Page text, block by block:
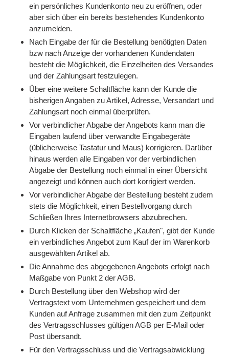
ein persönliches Kundenkonto neu zu eröffnen, oder
aber sich über ein bereits bestehendes Kundenkonto
anzumelden.
Nach Eingabe der für die Bestellung benötigten Daten
bzw nach Anzeige der vorhandenen Kundendaten
besteht die Möglichkeit, die Einzelheiten des Versandes
und der Zahlungsart festzulegen.
Über eine weitere Schaltfläche kann der Kunde die
bisherigen Angaben zu Artikel, Adresse, Versandart und
Zahlungsart noch einmal überprüfen.
Vor verbindlicher Abgabe der Angebots kann man die
Eingaben laufend über verwandte Eingabegeräte
(üblicherweise Tastatur und Maus) korrigieren. Darüber
hinaus werden alle Eingaben vor der verbindlichen
Abgabe der Bestellung noch einmal in einer Übersicht
angezeigt und können auch dort korrigiert werden.
Vor verbindlicher Abgabe der Bestellung besteht zudem
stets die Möglichkeit, einen Bestellvorgang durch
Schließen Ihres Internetbrowsers abzubrechen.
Durch Klicken der Schaltfläche „Kaufen", gibt der Kunde
ein verbindliches Angebot zum Kauf der im Warenkorb
ausgewählten Artikel ab.
Die Annahme des abgegebenen Angebots erfolgt nach
Maßgabe von Punkt 2 der AGB.
Durch Bestellung über den Webshop wird der
Vertragstext vom Unternehmen gespeichert und dem
Kunden auf Anfrage zusammen mit den zum Zeitpunkt
des Vertragsschlusses gültigen AGB per E-Mail oder
Post übersandt.
Für den Vertragsschluss und die Vertragsabwicklung